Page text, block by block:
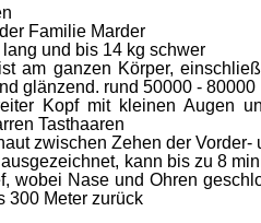
Familie Marder
lang und bis 14 kg schwer
am ganzen Körper,
glänzend. rund 50000 -
Kopf mit kleinen Augen
Tasthaaren
zwischen Zehen der Vorder-
kann bis zu 8
wobei Nase und Ohren
300 Meter zurück